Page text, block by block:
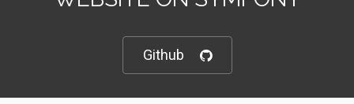
Github